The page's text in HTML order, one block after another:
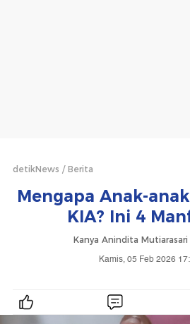
detikNews Berita
Mengapa Anak-
KIA? Ini 4
Kanya Anindita Mutiarasari
Kamis, 05 Feb 2026